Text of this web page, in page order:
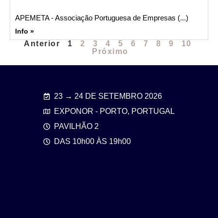
APEMETA - Associação Portuguesa de Empresas (...)
Info »
Anterior 1 2 3 4 5 6 7 8 9
10
Próximo
23 → 24 DE SETEMBRO 2026
EXPONOR - PORTO, PORTUGAL
PAVILHÃO 2
DAS 10h00 ÀS 19h00